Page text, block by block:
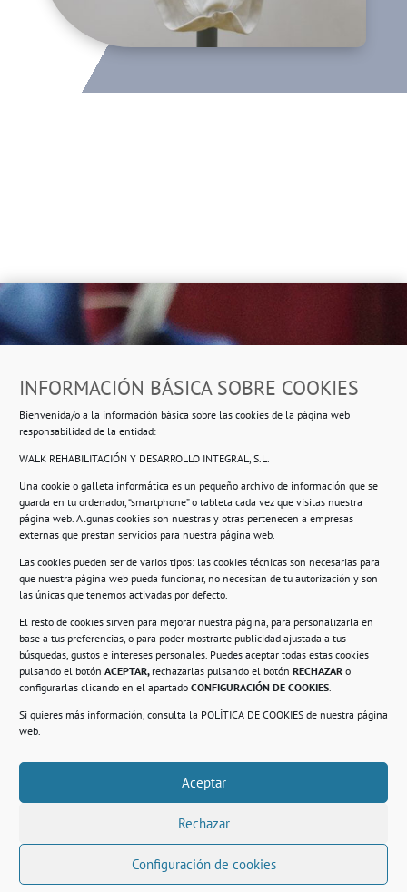
INFORMACIÓN BÁSICA SOBRE COOKIES
Bienvenida/o a la información básica sobre las cookies de la página web
responsabilidad de la entidad:
WALK REHABILITACIÓN Y DESARROLLO INTEGRAL, S.L.
Una cookie o galleta informática es un pequeño archivo de información que se
guarda en tu ordenador, “smartphone” o tableta cada vez que visitas nuestra
página web. Algunas cookies son nuestras y otras pertenecen a empresas
externas que prestan servicios para nuestra página web.
Las cookies pueden ser de varios tipos: las cookies técnicas son necesarias para
que nuestra página web pueda funcionar, no necesitan de tu autorización y son
las únicas que tenemos activadas por defecto.
El resto de cookies sirven para mejorar nuestra página, para personalizarla en
base a tus preferencias, o para poder mostrarte publicidad ajustada a tus
búsquedas, gustos e intereses personales. Puedes aceptar todas estas cookies
pulsando el botón ACEPTAR, rechazarlas pulsando el botón RECHAZAR o
configurarlas clicando en el apartado CONFIGURACIÓN DE COOKIES.
Si quieres más información, consulta la POLÍTICA DE COOKIES de nuestra página
web.
Aceptar
Rechazar
Configuración de cookies
Ropero Solidario de Usera
Beasáin 25-33posterior, local 3 – 28041 Madrid
Información
Compromiso con la protección de datos
Política de Cookies.
© 2021. Realizado en el Centro de Rehabilitación